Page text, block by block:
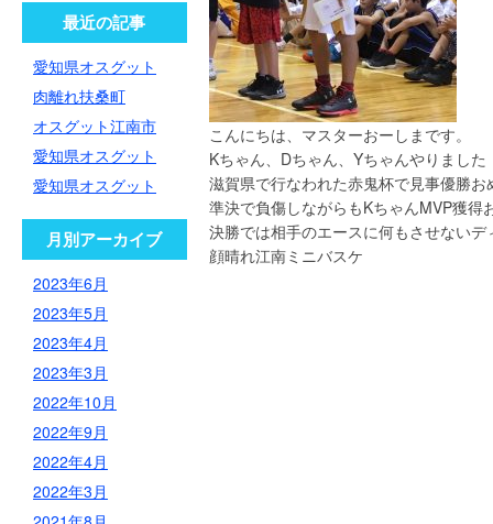
こんにちは、マスターおーしま です。
Kちゃん、Dちゃん、Yちゃんやりました
滋賀県で行なわれた赤鬼杯で見事優勝お
準決で負傷しながらもKちゃんMVP獲得
決勝では相手のエースに何もさせない
顔晴れ江南ミニバスケ
最近の記事
愛知県オスグット
肉離れ扶桑町
オスグット江南市
愛知県オスグット
愛知県オスグット
月別アーカイブ
2023年6月
2023年5月
2023年4月
2023年3月
2022年10月
2022年9月
2022年4月
2022年3月